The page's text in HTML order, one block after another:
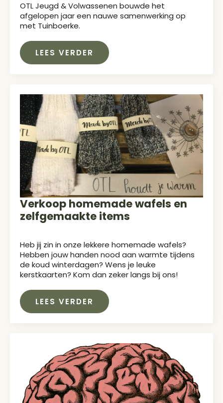
OTL Jeugd & Volwassenen bouwde het
afgelopen jaar een nauwe samenwerking op
met Tuinboerke.
LEES VERDER
Verkoop homemade wafels en
zelfgemaakte items
Heb jij zin in onze lekkere homemade wafels?
Hebben jouw handen nood aan warmte tijdens
de koud winterdagen? Wens je leuke
kerstkaarten? Kom dan zeker langs bij ons!
LEES VERDER